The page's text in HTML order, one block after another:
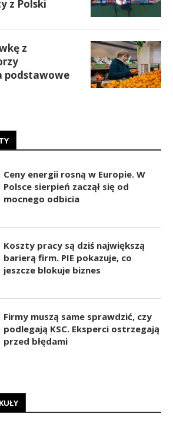
z Polski
z
podstawowe
Ceny energii rosną w Europie. W
Polsce sierpień zaczął się od
mocnego odbicia
Koszty pracy są dziś największą
barierą firm. PIE pokazuje, co
jeszcze blokuje biznes
Firmy muszą same sprawdzić, czy
podlegają KSC. Eksperci ostrzegają
przed błędami